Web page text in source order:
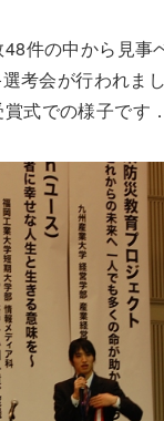
件の中から見事
考会が行われま
式での様子です